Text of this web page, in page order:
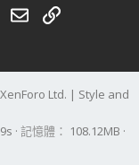
電子郵件
連結
Ltd. | Style and
記憶體 108.12MB